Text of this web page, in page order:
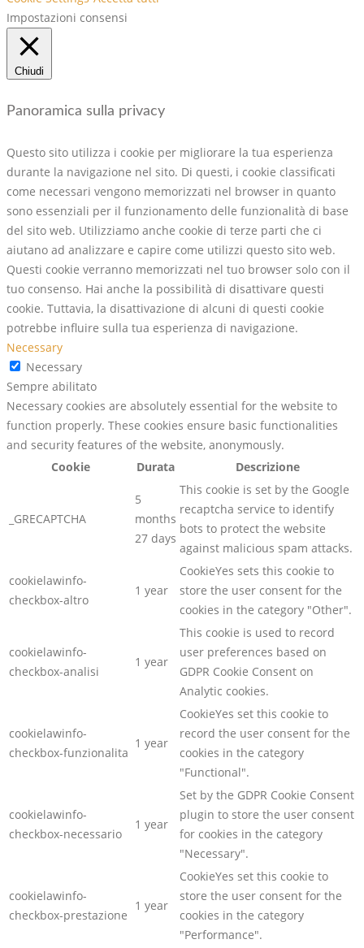
Impostazioni consensi
Chiudi
Panoramica sulla privacy
Questo sito utilizza i cookie per migliorare la tua esperienza
durante la navigazione nel sito. Di questi, i cookie classificati
come necessari vengono memorizzati nel browser in quanto
sono essenziali per il funzionamento delle funzionalità di base
del sito web. Utilizziamo anche cookie di terze parti che ci
aiutano ad analizzare e capire come utilizzi questo sito web.
Questi cookie verranno memorizzati nel tuo browser solo con il
tuo consenso. Hai anche la possibilità di disattivare questi
cookie. Tuttavia, la disattivazione di alcuni di questi cookie
potrebbe influire sulla tua esperienza di navigazione.
Necessary
Necessary
Sempre abilitato
Necessary cookies are absolutely essential for the website to
function properly. These cookies ensure basic functionalities
and security features of the website, anonymously.
Cookie
Durata Descrizione
_GRECAPTCHA
5
months
27 days
This cookie is set by the Google
recaptcha service to identify
bots to protect the website
against malicious spam attacks.
cookielawinfo-
checkbox-altro
1 year
CookieYes sets this cookie to
store the user consent for the
cookies in the category "Other".
cookielawinfo-
checkbox-analisi
1 year
This cookie is used to record
user preferences based on
GDPR Cookie Consent on
Analytic cookies.
cookielawinfo-
checkbox-funzionalita
1 year
CookieYes set this cookie to
record the user consent for the
cookies in the category
"Functional".
cookielawinfo-
checkbox-necessario
1 year
Set by the GDPR Cookie Consent
plugin to store the user consent
for cookies in the category
"Necessary".
cookielawinfo-
checkbox-prestazione
1 year
CookieYes set this cookie to
store the user consent for the
cookies in the category
"Performance".